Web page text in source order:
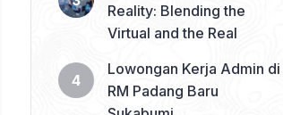
Reality: Blending the
Virtual and the Real
Lowongan Kerja Admin di
RM Padang Baru